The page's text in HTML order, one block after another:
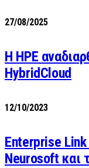
27/08/2025
H HPE
HybridCloud
12/10/2023
Enterprise
Neurosoft και